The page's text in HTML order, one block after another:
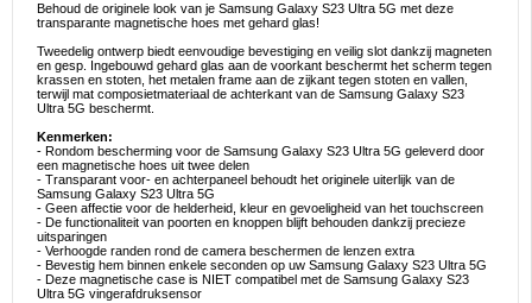
Behoud de originele look van je Samsung Galaxy S23 Ultra 5G met deze
transparante magnetische hoes met gehard glas!
Tweedelig ontwerp biedt eenvoudige bevestiging en veilig slot dankzij magneten
en gesp. Ingebouwd gehard glas aan de voorkant beschermt het scherm tegen
krassen en stoten, het metalen frame aan de zijkant tegen stoten en vallen,
terwijl mat composietmateriaal de achterkant van de Samsung Galaxy S23
Ultra 5G beschermt.
Kenmerken:
- Rondom bescherming voor de Samsung Galaxy S23 Ultra 5G geleverd door
een magnetische hoes uit twee delen
- Transparant voor- en achterpaneel behoudt het originele uiterlijk van de
Samsung Galaxy S23 Ultra 5G
- Geen affectie voor de helderheid, kleur en gevoeligheid van het touchscreen
- De functionaliteit van poorten en knoppen blijft behouden dankzij precieze
uitsparingen
- Verhoogde randen rond de camera beschermen de lenzen extra
- Bevestig hem binnen enkele seconden op uw Samsung Galaxy S23 Ultra 5G
- Deze magnetische case is NIET compatibel met de Samsung Galaxy S23
Ultra 5G vingerafdruksensor